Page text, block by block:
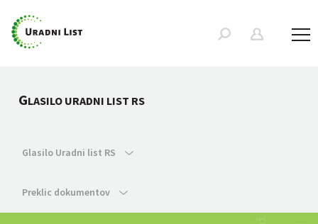
GLASILO URADNI LIST RS
Glasilo Uradni list RS
Preklic dokumentov